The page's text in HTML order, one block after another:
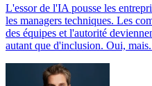
L'essor de l'IA pousse les
les managers techniques. Les
des équipes et l'autorité
autant que d'inclusion. Oui,